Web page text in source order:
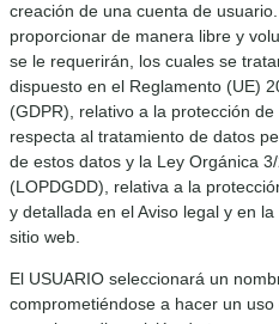
creación de una cuenta de
proporcionar de manera libre y
se le requerirán, los cuales se
dispuesto en el Reglamento (UE)
(GDPR), relativo a la protección
respecta al tratamiento de datos
de estos datos y la Ley Orgánica
(LOPDGDD), relativa a la
y detallada en el Aviso legal y en
sitio web.
El USUARIO seleccionará un
comprometiéndose a hacer un